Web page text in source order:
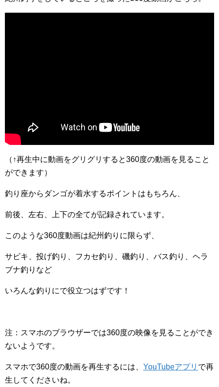
（↑再生中に動画をグリグリすると360度の動画を見ること
ができます）
釣り座からダンゴが着水するポイントはもちろん、
前後、左右、上下の全てが記録されています。
このような360度動画は紀州釣りに限らず、
サビキ、投げ釣り、フカセ釣り、磯釣り、バス釣り、ヘラ
ブナ釣りなど
いろんな釣りにで役立つはずです！
注：スマホのブラウザーでは360度の映像を見ることができ
ないようです。
スマホで360度の動画を再生するには、 YouTubeアプリ で再
生してくださいね。